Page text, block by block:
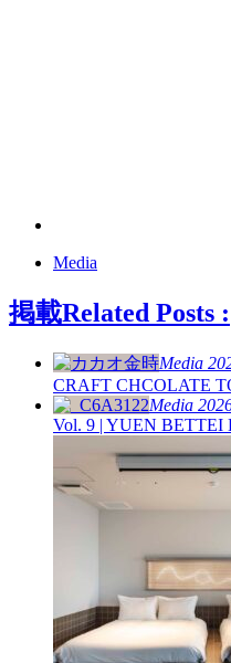
Media
掲載Related Posts :
Media
CRAFT CHCOLATE
Media
Vol. 9 | YUEN BETTEI